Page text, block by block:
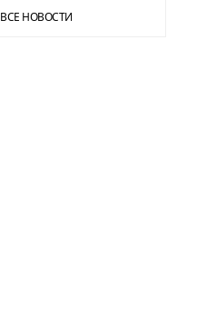
ВСЕ НОВОСТИ